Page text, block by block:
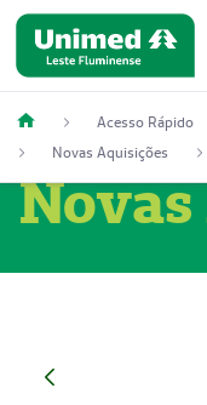
Acesso Rápido
Novas Aquisições